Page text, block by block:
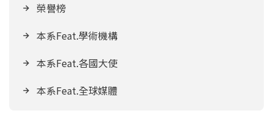
榮譽榜
本系Feat.學術機構
本系Feat.各國大使
本系Feat.全球媒體